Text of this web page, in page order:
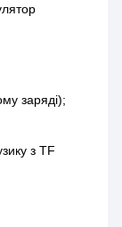
заряді);
з TF